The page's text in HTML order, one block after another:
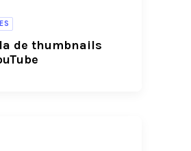
de thumbnails